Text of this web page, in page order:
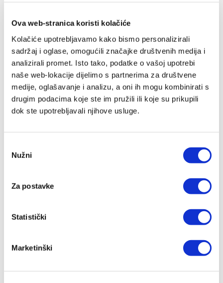
Ova web-stranica koristi kolačiće
Kolačiće upotrebljavamo kako bismo personalizirali
sadržaj i oglase, omogućili značajke društvenih medija i
analizirali promet. Isto tako, podatke o vašoj upotrebi
naše web-lokacije dijelimo s partnerima za društvene
medije, oglašavanje i analizu, a oni ih mogu kombinirati s
drugim podacima koje ste im pružili ili koje su prikupili
dok ste upotrebljavali njihove usluge.
pristanka
Nužni
Za postavke
Statistički
Marketinški